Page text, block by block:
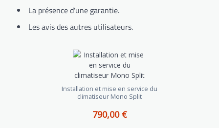
La présence d'une garantie.
Les avis des autres utilisateurs.
Installation et mise en service du
climatiseur Mono Split
790,00 €